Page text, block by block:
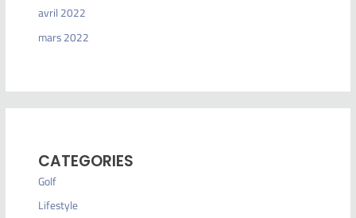
avril 2022
mars 2022
CATEGORIES
Golf
Lifestyle